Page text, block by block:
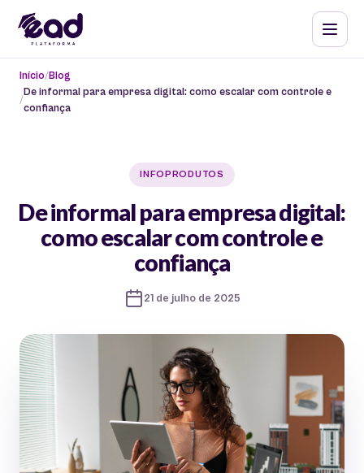
Início Blog
De informal para empresa digital: como escalar com controle e
confiança
INFOPRODUTOS
De informal para empresa digital:
como escalar com controle e
confiança
21 de julho de 2025